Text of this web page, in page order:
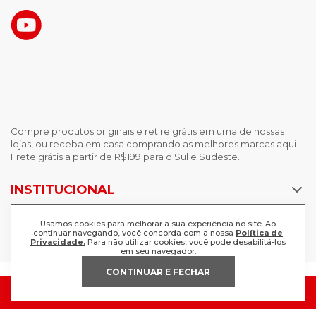
Usamos cookies para melhorar a sua experiência no site. Ao
continuar navegando, você concorda com a nossa Política de
Privacidade. Para não utilizar cookies, você pode desabilitá-los
em seu navegador.
CONTINUAR E FECHAR
Compre produtos originais e retire grátis em uma de nossas
lojas, ou receba em casa comprando as melhores marcas aqui.
Frete grátis a partir de R$199 para o Sul e Sudeste.
INSTITUCIONAL
Nossas Lojas
Trabalhe Conosco
POLÍTICAS
Política de Privacidade
Trocas e devoluções
Política de pagamento
AJUDA
Perguntas Frequentes